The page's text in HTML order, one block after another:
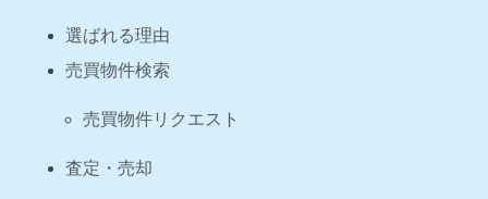
選ばれる理由
売買物件検索
売買物件リクエスト
査定・売却